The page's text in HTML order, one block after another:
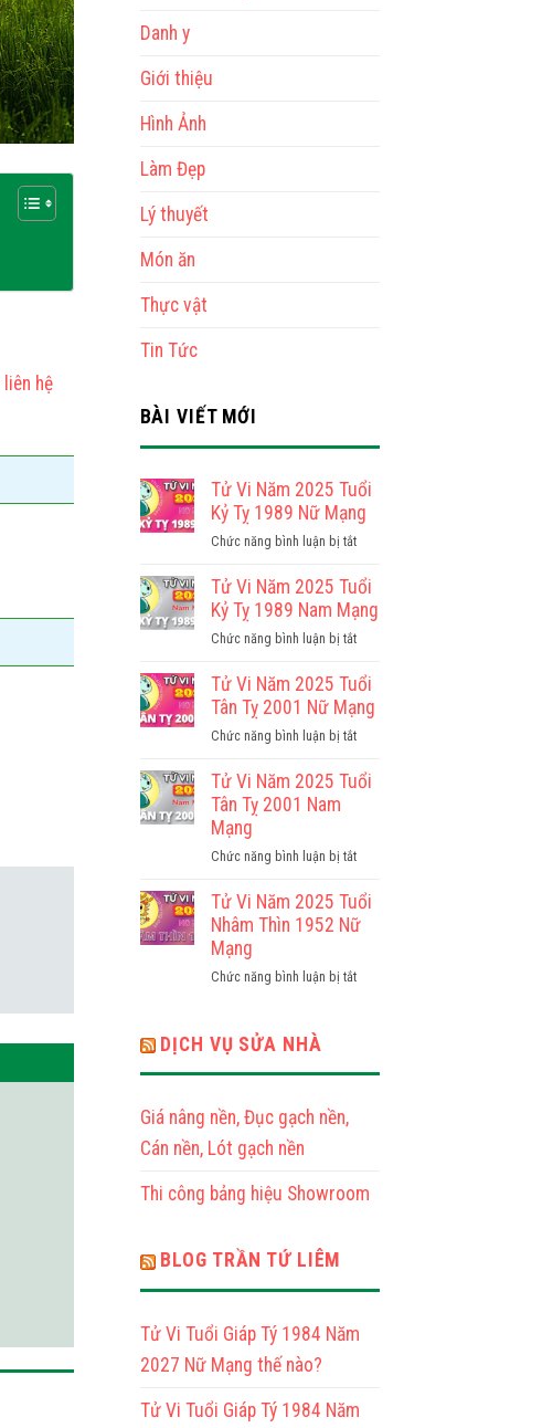
liên hệ
Danh y
Giới thiệu
Hình Ảnh
Làm Đẹp
Lý thuyết
Món ăn
Thực vật
Tin Tức
BÀI VIẾT MỚI
Tử Vi Năm 2025 Tuổi
Kỷ Tỵ 1989 Nữ Mạng
Chức năng bình luận bị tắtở
Vi
Năm
2025
Tuổi
Tỵ
1989
Nữ
Tử Vi Năm 2025 Tuổi
Kỷ Tỵ 1989 Nam Mạng
Chức năng bình luận bị tắtở
Vi
Năm
2025
Tuổi
Tỵ
Mạng
Tử Vi Năm 2025 Tuổi
Tân Tỵ 2001 Nữ Mạng
Chức năng bình luận bị tắtở
Vi
Tân
2001
Nữ
Tử Vi Năm 2025 Tuổi
Tân Tỵ 2001 Nam
Mạng
Chức năng bình luận bị tắtở
Vi
Năm
Tân
Tử Vi Năm 2025 Tuổi
Nhâm Thìn 1952 Nữ
Mạng
Chức năng bình luận bị tắtở
Mạng
DỊCH VỤ SỬA NHÀ
Giá nâng nền, Đục gạch nền,
Cán nền, Lót gạch nền
Thi công bảng hiệu Showroom
BLOG TRẦN TỨ LIÊM
Tử Vi Tuổi Giáp Tý 1984 Năm
2027 Nữ Mạng thế nào?
Tử Vi Tuổi Giáp Tý 1984 Năm